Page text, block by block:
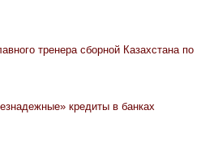
тренера сборной Казахстана по
кредиты в банках